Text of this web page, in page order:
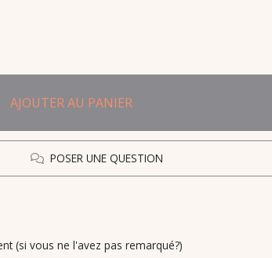
AJOUTER AU PANIER
POSER UNE QUESTION
(si vous ne l'avez pas remarqué?)